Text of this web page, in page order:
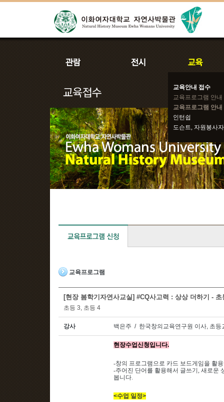
교육안내 접수
교육프로그램 안내
교육프로그램 안내
인턴쉽
도슨트, 자원봉사자
교육프로그램
[현장 봄학기자연사교실] #CQ사고력 : 상상 더하기 -
초등 3, 초등 4
강사 백은주 / 한국창의교육연구원 이사, 초등
현장수업신청입니다.
-창의 프로그램으로 카드 보드게임을 활
-주어진 단어를 활용해서 글쓰기, 새로운
봅니다.
<수업 일정>